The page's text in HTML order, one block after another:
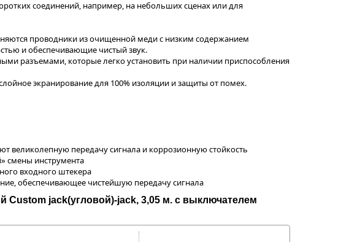
соединений, например, на небольших сценах или для
проводники из очищенной меди с низким содержанием
и обеспечивающие чистый звук.
разъемами, которые легко установить при наличии приспособления
экранирование для 100% изоляции и защиты от помех.
великолепную передачу сигнала и коррозионную стойкость
смены инструмента
входного штекера
обеспечивающее чистейшую передачу сигнала
Custom jack(угловой)-jack, 3,05 м. с выключателем